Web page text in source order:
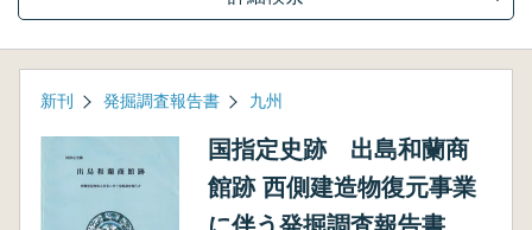
新刊 発掘調査報告書 九州
国指定史跡 出島和蘭商
館跡 西側建造物復元事業